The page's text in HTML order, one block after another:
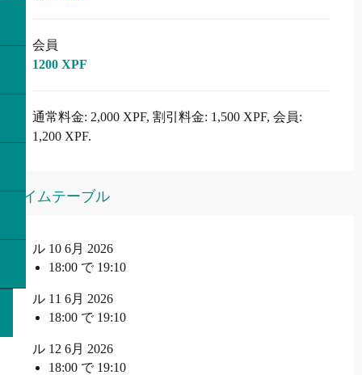
会員
1200 XPF
通常料金: 2,000 XPF, 割引料金: 1,500 XPF, 会員:
1,200 XPF.
タイムテーブル
ル 10 6月 2026
18:00 で 19:10
ル 11 6月 2026
18:00 で 19:10
ル 12 6月 2026
18:00 で 19:10